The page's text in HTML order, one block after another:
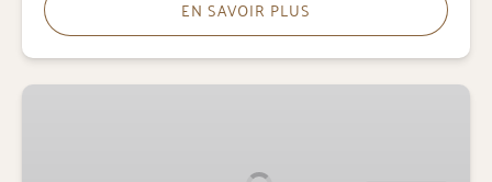
EN SAVOIR PLUS
Visita